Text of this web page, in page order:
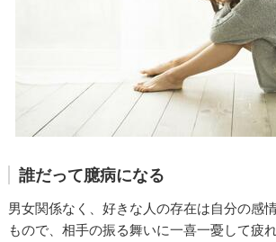
誰だって臆病になる
男女関係なく、好きな人の存在は自分の感
もので、相手の振る舞いに一喜一憂して疲